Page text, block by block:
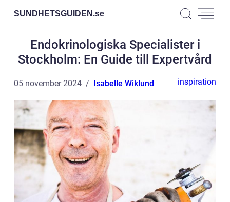
SUNDHETSGUIDEN.se
Endokrinologiska Specialister i
Stockholm: En Guide till Expertvård
05 november 2024 Isabelle Wiklund inspiration